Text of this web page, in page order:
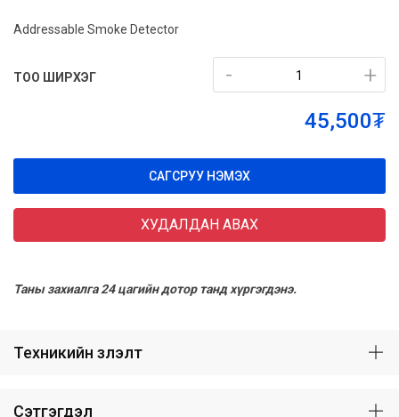
Addressable Smoke Detector
ТОО ШИРХЭГ +
- +
-
45,500₮
САГСРУУ НЭМЭХ
ХУДАЛДАН АВАХ
Таны захиалга 24 цагийн дотор танд хүргэгдэнэ.
Техникийн үзүүлэлт
Сэтгэгдэл